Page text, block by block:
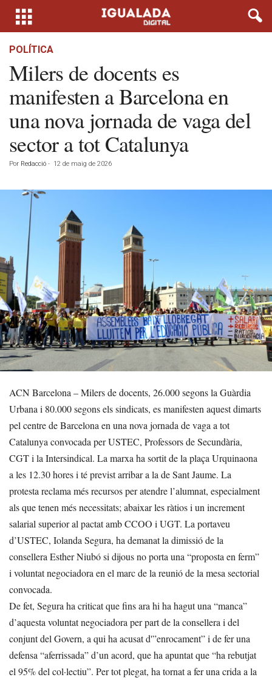
POLÍTICA
Milers de docents es
manifesten a Barcelona en
una nova jornada de vaga del
sector a tot Catalunya
Por Redacció - 12 de maig de 2026
ACN Barcelona – Milers de docents, 26.000 segons la Guàrdia
Urbana i 80.000 segons els sindicats, es manifesten aquest dimarts
pel centre de Barcelona en una nova jornada de vaga a tot
Catalunya convocada per USTEC, Professors de Secundària,
CGT i la Intersindical. La marxa ha sortit de la plaça Urquinaona
a les 12.30 hores i té previst arribar a la de Sant Jaume. La
protesta reclama més recursos per atendre l’alumnat, especialment
als que tenen més necessitats; abaixar les ràtios i un increment
salarial superior al pactat amb CCOO i UGT. La portaveu
d’USTEC, Iolanda Segura, ha demanat la dimissió de la
consellera Esther Niubó si dijous no porta una “proposta en ferm”
i voluntat negociadora en el marc de la reunió de la mesa sectorial
convocada.
De fet, Segura ha criticat que fins ara hi ha hagut una “manca”
d’aquesta voluntat negociadora per part de la consellera i del
conjunt del Govern, a qui ha acusat d'”enrocament” i de fer una
defensa “aferrissada” d’un acord, que ha apuntat que “ha rebutjat
el 95% del col·lectiu”. Per tot plegat, ha tornat a fer una crida a la